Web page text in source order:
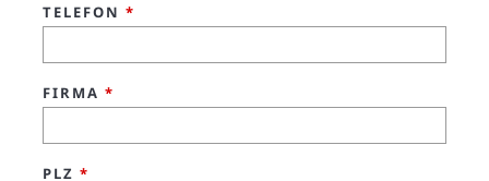
TELEFON *
FIRMA *
PLZ *